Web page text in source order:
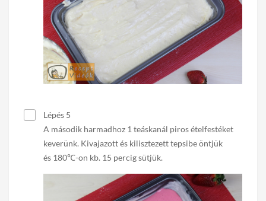
Lépés 5
A második harmadhoz 1 teáskanál piros ételfestéket
keverünk. Kivajazott és kilisztezett tepsibe öntjük
és 180℃-on kb. 15 percig sütjük.